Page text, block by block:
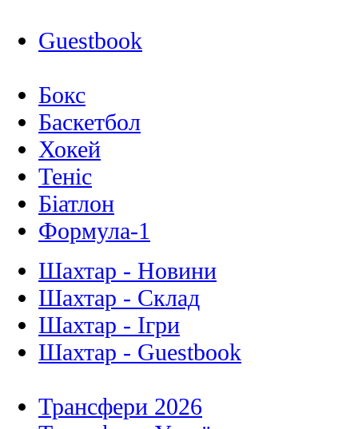
Guestbook
Бокс
Баскетбол
Хокей
Теніс
Біатлон
Формула-1
Шахтар - Новини
Шахтар - Склад
Шахтар - Ігри
Шахтар - Guestbook
Трансфери 2026